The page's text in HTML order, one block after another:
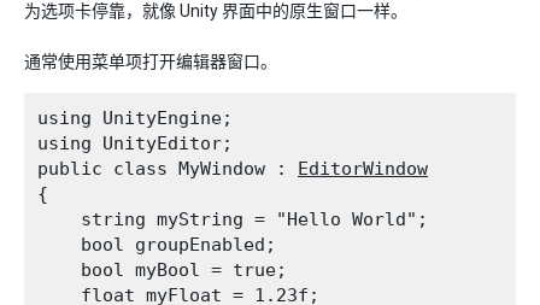
为选项卡停靠，就像 Unity 界面中的原生窗口一样。
通常使用菜单项打开编辑器窗口。
using UnityEngine;
using UnityEditor;
public class MyWindow : EditorWindow
{
    string myString = "Hello World";
    bool groupEnabled;
    bool myBool = true;
    float myFloat = 1.23f;